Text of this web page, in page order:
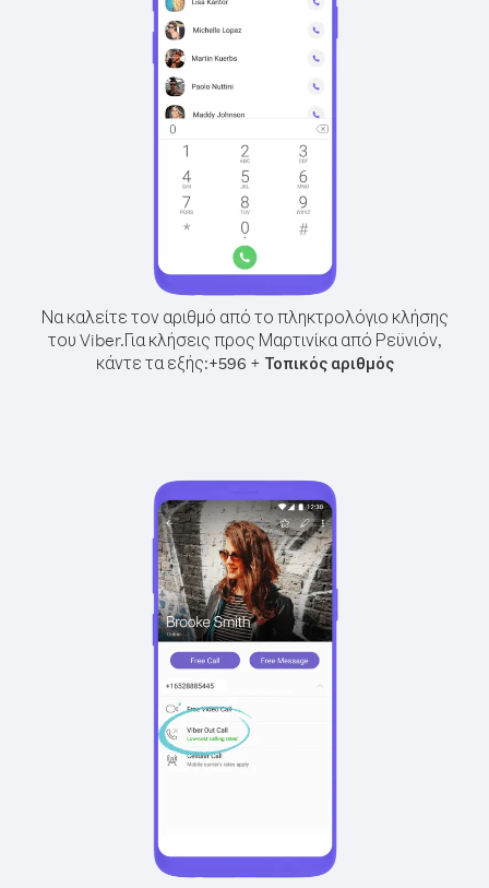
Να καλείτε τον αριθμό από το πληκτρολόγιο κλήσης
του Viber.Για κλήσεις προς Μαρτινίκα από Ρεϋνιόν,
κάντε τα εξής:+596 + Τοπικός αριθμός